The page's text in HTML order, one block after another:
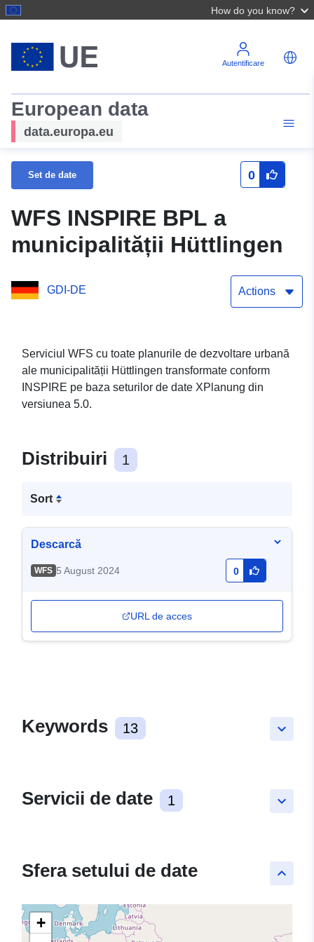
How do you know?
Autentificare
European data
data.europa.eu
Set de date 0
WFS INSPIRE BPL a
municipalității Hüttlingen
GDI-DE Actions
Serviciul WFS cu toate planurile de dezvoltare urbană
ale municipalității Hüttlingen transformate conform
INSPIRE pe baza seturilor de date XPlanung din
versiunea 5.0.
Distribuiri 1
Sort
Descarcă
WFS 5 August 2024 0
URL de acces
keyboard_arrow_down
Keywords 13
keyboard_arrow_down
Servicii de date 1
keyboard_arrow_up
Sfera setului de date
+